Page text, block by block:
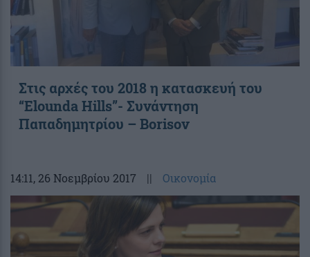
Στις αρχές του 2018 η κατασκευή του
“Elounda Hills”- Συνάντηση
Παπαδημητρίου – Borisov
14:11, 26 Νοεμβρίου 2017 || Οικονομία